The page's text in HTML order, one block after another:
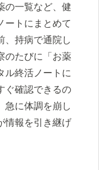
の一覧など、健
ートにまとめて
、持病で通院し
のたびに「お薬
ル終活ノートに
ぐ確認できるの
急に体調を崩し
情報を引き継げ